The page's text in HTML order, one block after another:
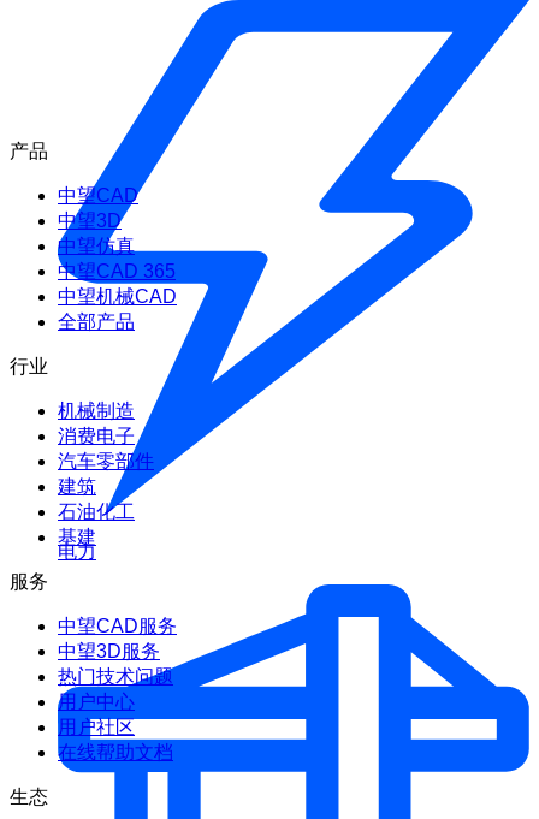
电力
产品
中望CAD
中望3D
中望仿真
中望CAD 365
中望机械CAD
全部产品
行业
机械制造
消费电子
汽车零部件
建筑
石油化工
基建
服务
中望CAD服务
中望3D服务
热门技术问题
用户中心
用户社区
在线帮助文档
生态